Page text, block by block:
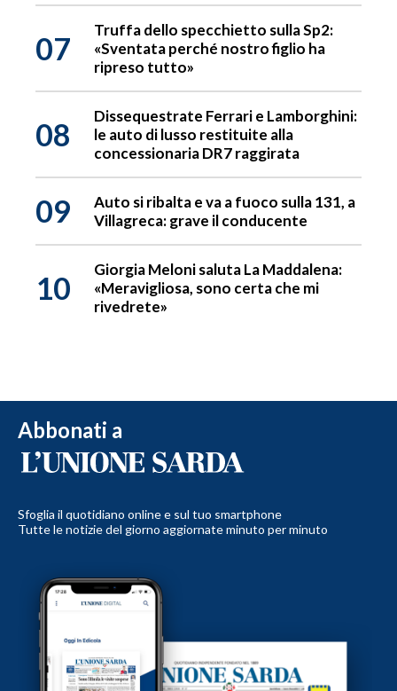
07
Truffa dello specchietto sulla Sp2:
«Sventata perché nostro figlio ha
ripreso tutto»
08
Dissequestrate Ferrari e Lamborghini:
le auto di lusso restituite alla
concessionaria DR7 raggirata
09
Auto si ribalta e va a fuoco sulla 131, a
Villagreca: grave il conducente
10
Giorgia Meloni saluta La Maddalena:
«Meravigliosa, sono certa che mi
rivedrete»
Abbonati a
Sfoglia il quotidiano online e sul tuo smartphone
Tutte le notizie del giorno aggiornate minuto per minuto